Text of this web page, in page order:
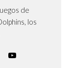
de
los